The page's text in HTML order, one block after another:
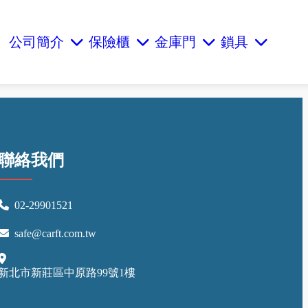
公司簡介 保險櫃 金庫門 鎖具
絡我們
02-29901521
safe@carft.com.tw
北市新莊區中原路99號1樓